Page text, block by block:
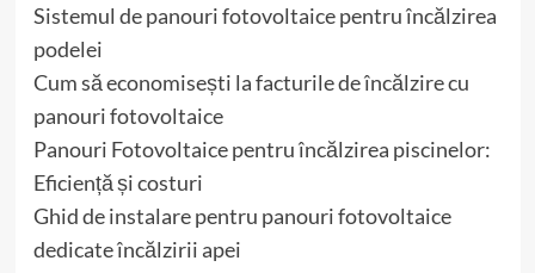
Sistemul de panouri fotovoltaice pentru încălzirea
podelei
Cum să economisești la facturile de încălzire cu
panouri fotovoltaice
Panouri Fotovoltaice pentru încălzirea piscinelor:
Eficiență și costuri
Ghid de instalare pentru panouri fotovoltaice
dedicate încălzirii apei